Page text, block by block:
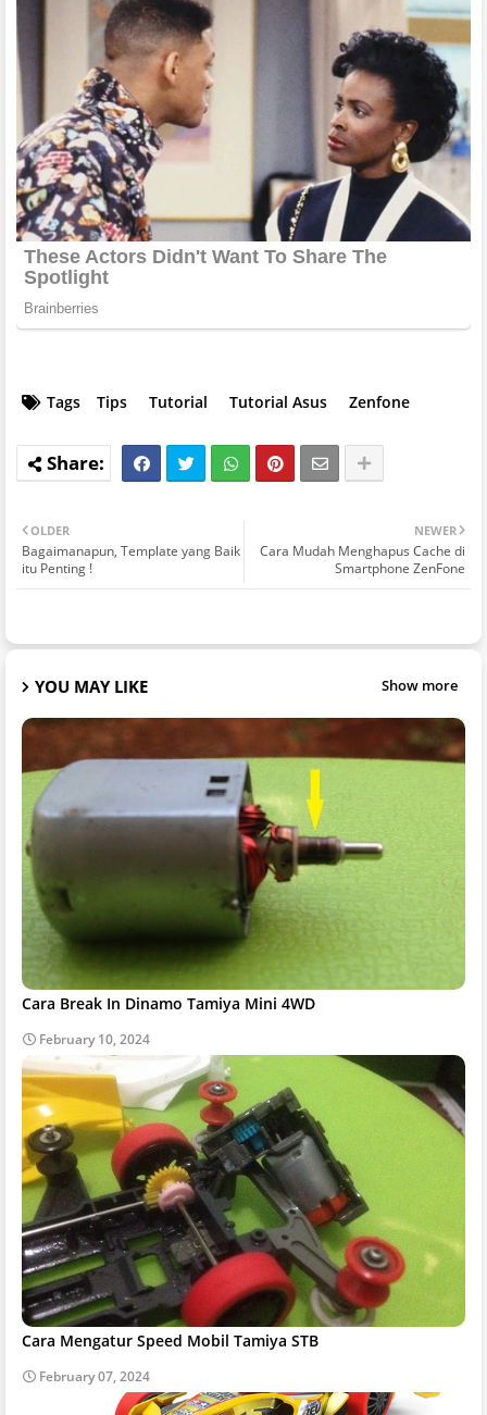
Tags Tips Tutorial Tutorial Asus Zenfone
NEWER
Cara Mudah Menghapus Cache di
Smartphone ZenFone
OLDER
Bagaimanapun, Template yang Baik
itu Penting !
YOU MAY LIKE Show more
Cara Break In Dinamo Tamiya Mini 4WD
February 10, 2024
Cara Mengatur Speed Mobil Tamiya STB
February 07, 2024